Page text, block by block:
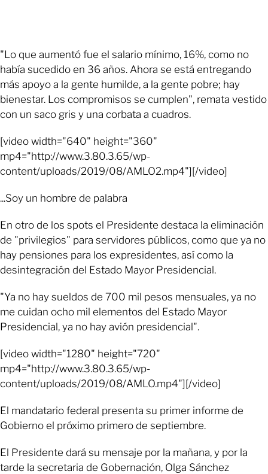
"Lo que aumentó fue el salario mínimo, 16%, como no
había sucedido en 36 años. Ahora se está entregando
más apoyo a la gente humilde, a la gente pobre; hay
bienestar. Los compromisos se cumplen", remata vestido
con un saco gris y una corbata a cuadros.
[video width="640" height="360"
mp4="http://www.3.80.3.65/wp-
content/uploads/2019/08/AMLO2.mp4"][/video]
...Soy un hombre de palabra
En otro de los spots el Presidente destaca la eliminación
de "privilegios" para servidores públicos, como que ya no
hay pensiones para los expresidentes, así como la
desintegración del Estado Mayor Presidencial.
"Ya no hay sueldos de 700 mil pesos mensuales, ya no
me cuidan ocho mil elementos del Estado Mayor
Presidencial, ya no hay avión presidencial".
[video width="1280" height="720"
mp4="http://www.3.80.3.65/wp-
content/uploads/2019/08/AMLO.mp4"][/video]
El mandatario federal presenta su primer informe de
Gobierno el próximo primero de septiembre.
El Presidente dará su mensaje por la mañana, y por la
tarde la secretaria de Gobernación, Olga Sánchez